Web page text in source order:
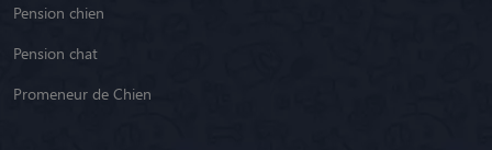
Pension chien
Pension chat
Promeneur de Chien